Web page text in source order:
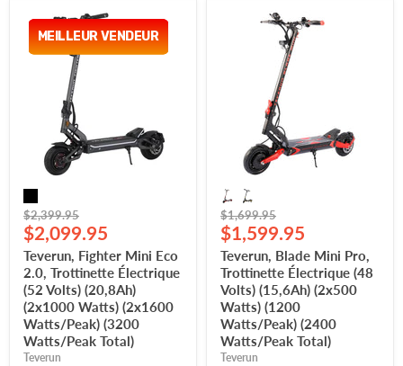
Teverun,
Fighter
Mini
Eco
Trottinette
Électrique
(20,8Ah)
(2x1000
Watts)
(2x1600
Watts/Peak)
(3200
Watts/Peak
Total)
MEILLEUR VENDEUR
MEILLEUR VENDEUR
Prix
d'origine
$2,399.95
Prix
actuel
$2,099.95
Teverun, Fighter Mini Eco
2.0, Trottinette Électrique
(52 Volts) (20,8Ah)
(2x1000 Watts) (2x1600
Watts/Peak) (3200
Watts/Peak Total)
Teverun
(15,6Ah)
(2x500
Watts)
(1200
Watts/Peak)
(2400
Watts/Peak
Total)
Prix
d'origine
$1,699.95
Prix
actuel
$1,599.95
Teverun, Blade Mini Pro,
Trottinette Électrique (48
Volts) (15,6Ah) (2x500
Watts) (1200
Watts/Peak) (2400
Watts/Peak Total)
Teverun